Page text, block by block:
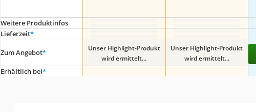
Weitere Produktinfos
Lieferzeit*
Zum Angebot*
Unser Highlight-Produkt
wird ermittelt...
Unser Highlight-Produkt
wird ermittelt...
Erhältlich bei*